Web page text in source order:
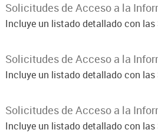
Solicitudes de Acceso a la
Incluye un listado detallado con
Solicitudes de Acceso a la
Incluye un listado detallado con
Solicitudes de Acceso a la
Incluye un listado detallado con